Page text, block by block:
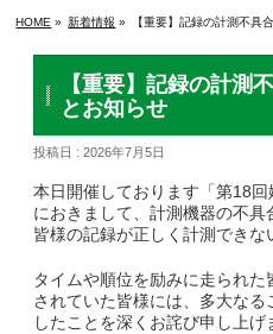
エントリー
観光・宿泊
Q&A | お問い合わせ
HOME » 新着情報 » 【重要】記録の計測不具
【重要】記録の計測
とお知らせ
投稿日 : 2026年7月5日
本日開催しております「第18回
におきまして、計測機器の不
皆様の記録が正しく計測できな
タイムや順位を励みに走られ
されていた皆様には、多大なる
したことを深くお詫び申し上げ